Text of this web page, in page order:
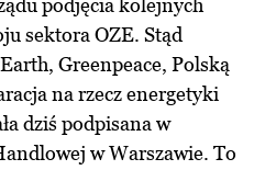
podjęcia kolejnych
sektora OZE. Stąd
Greenpeace, Polską
na rzecz energetyki
dziś podpisana w
w Warszawie. To